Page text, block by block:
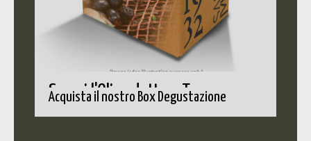
Scopri l'Olio adatto a Te
Acquista il nostro Box Degustazione